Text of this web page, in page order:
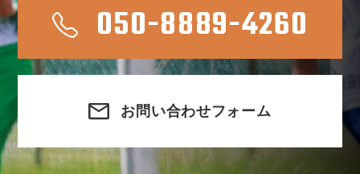
050-8889-4260
お問い合わせフォーム